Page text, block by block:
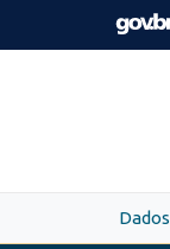
Skip to main content
Dados